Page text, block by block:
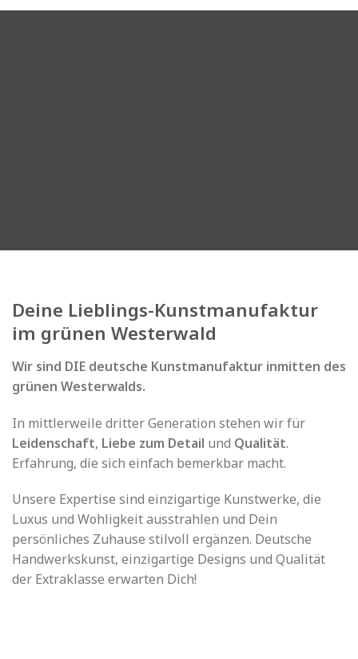
Deine Lieblings-Kunstmanufaktur
im grünen Westerwald
Wir sind DIE deutsche Kunstmanufaktur inmitten des
grünen Westerwalds.
In mittlerweile dritter Generation stehen wir für
Leidenschaft, Liebe zum Detail und Qualität.
Erfahrung, die sich einfach bemerkbar macht.
Unsere Expertise sind einzigartige Kunstwerke, die
Luxus und Wohligkeit ausstrahlen und Dein
persönliches Zuhause stilvoll ergänzen. Deutsche
Handwerkskunst, einzigartige Designs und Qualität
der Extraklasse erwarten Dich!